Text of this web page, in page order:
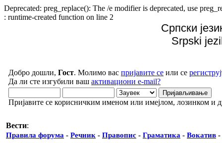
Deprecated: preg_replace(): The /e modifier is deprecated, use
: runtime-created function on line 2
Српски
Srpski
Добро дошли, Гост. Молимо вас пријавите се или се
Да ли сте изгубили ваш активациони e-mail?
Пријавите се корисничким именом или имејлом, лозинком и
Вести:
Правила форума - Речник - Правопис - Граматика - Вокатив -